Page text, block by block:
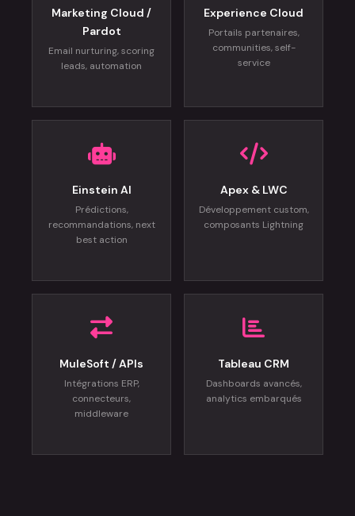
Marketing Cloud /
Pardot
Email nurturing, scoring
leads, automation
Experience Cloud
Portails partenaires,
communities, self-
service
Einstein AI
Prédictions,
recommandations, next
best action
Apex & LWC
Développement custom,
composants Lightning
MuleSoft / APIs
Intégrations ERP,
connecteurs,
middleware
Tableau CRM
Dashboards avancés,
analytics embarqués